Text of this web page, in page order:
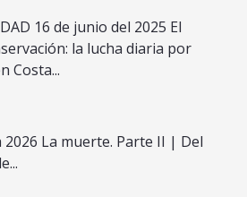
16 de junio del 2025 El
la lucha diaria por
Costa...
2026 La muerte. Parte II | Del